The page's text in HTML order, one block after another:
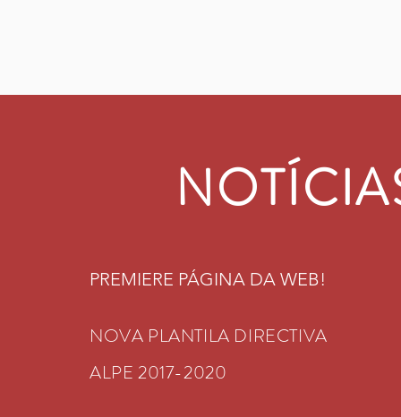
PREMIERE PÁGINA DA WEB!
NOVA PLANTILA DIRECTIVA
ALPE 2017-2020